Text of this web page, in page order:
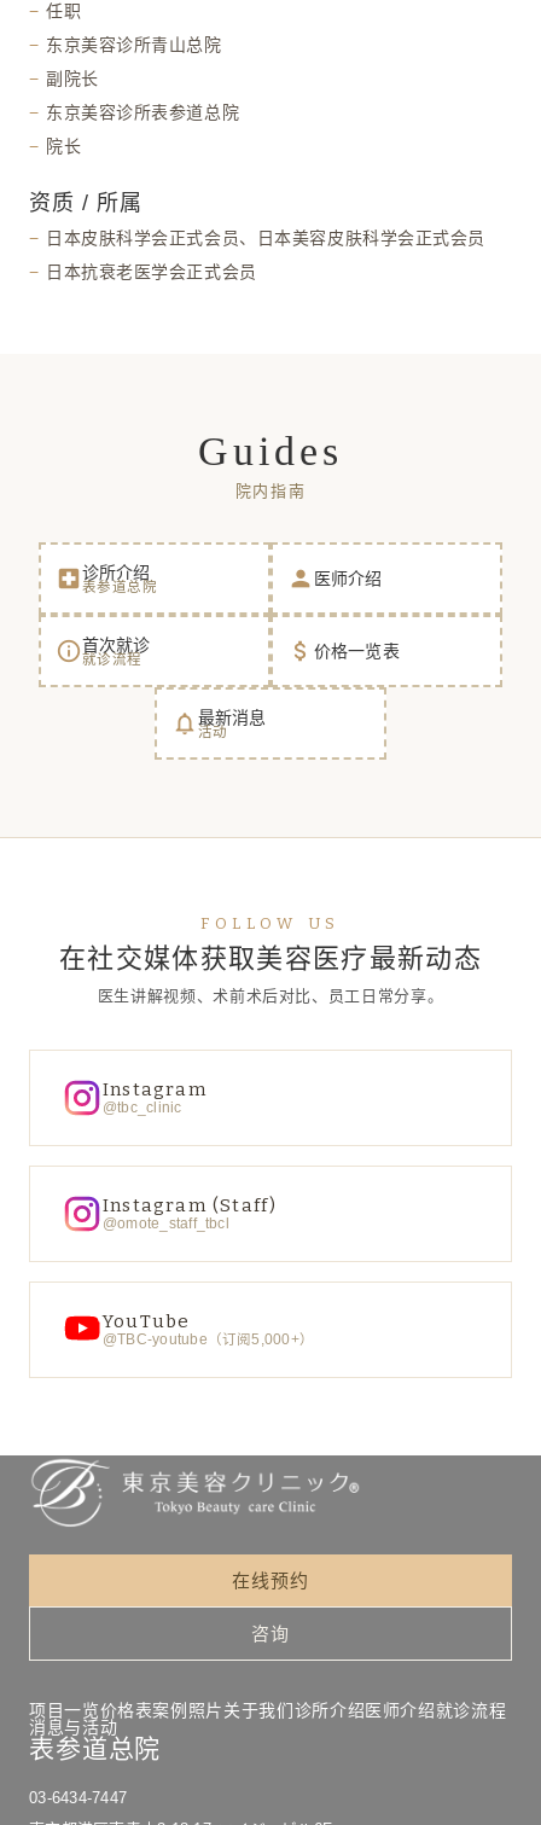
任职
东京美容诊所青山总院
副院长
东京美容诊所表参道总院
院长
资质 / 所属
日本皮肤科学会正式会员、日本美容皮肤科学会正式会员
日本抗衰老医学会正式会员
Guides
院内指南
local_hospital诊所介绍
表参道总院 person 医师介绍
info_outline首次就诊
就诊流程 attach_money 价格一览表
notifications_none最新消息
活动
FOLLOW US
在社交媒体获取美容医疗最新动态
医生讲解视频、术前术后对比、员工日常分享。
Instagram
@tbc_clinic
Instagram (Staff)
@omote_staff_tbcl
YouTube
@TBC-youtube（订阅5,000+）
在线预约
咨询
项目一览价格表案例照片关于我们诊所介绍医师介绍就诊流程
消息与活动
表参道总院
03-6434-7447